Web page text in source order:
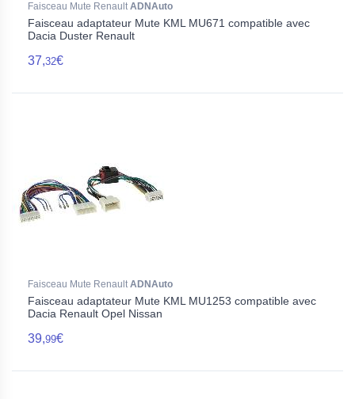
Faisceau Mute RenaultADNAuto
Faisceau adaptateur Mute KML MU671 compatible avec
Dacia Duster Renault
37,32€
Faisceau Mute RenaultADNAuto
Faisceau adaptateur Mute KML MU1253 compatible avec
Dacia Renault Opel Nissan
39,99€